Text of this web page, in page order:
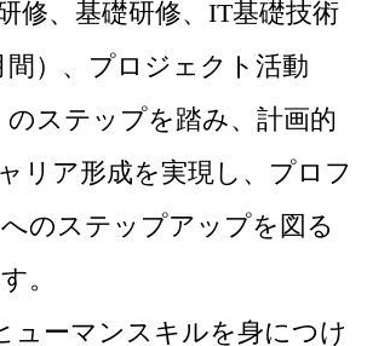
修、基礎研修、IT基礎技術
間）、プロジェクト活動
のステップを踏み、計画的
リア形成を実現し、プロフ
のステップアップを図る
。
ューマンスキルを身につけ